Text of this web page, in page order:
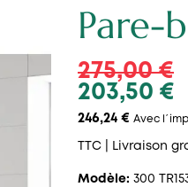
Pare-
275,00 €
203,50 €
246,24 € Avec
TTC | Livraison
Modèle: 300